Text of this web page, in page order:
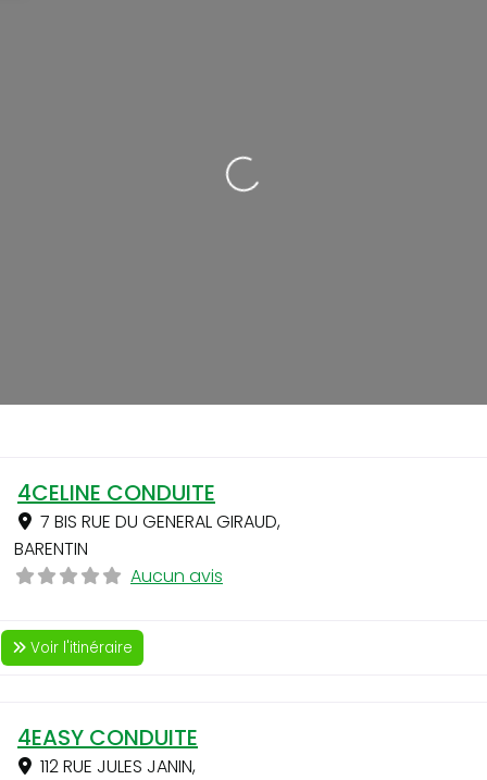
Loading...
4CELINE CONDUITE
7 BIS RUE DU GENERAL GIRAUD,
BARENTIN
Aucun avis
Voir l'itinéraire
4EASY CONDUITE
112 RUE JULES JANIN,